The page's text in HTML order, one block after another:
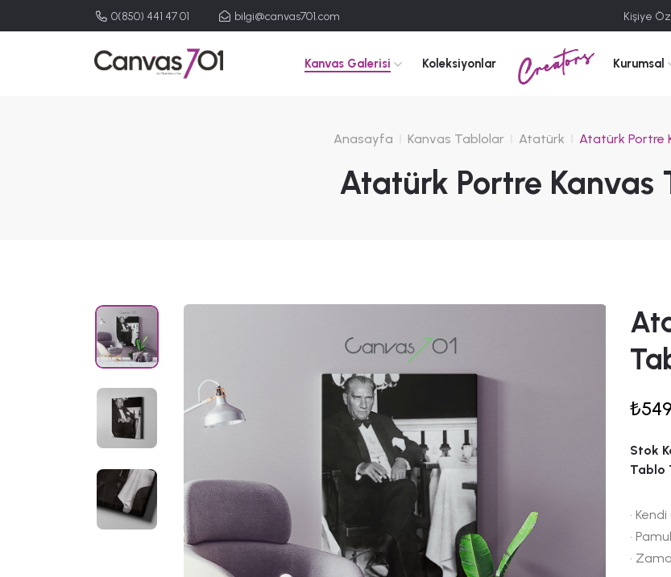
0(850) 441 47 01 bilgi@canvas701.com Kişiye
Kanvas Galerisi Koleksiyonlar Creators Kurumsal
Anasayfa Kanvas Tablolar Atatürk Atatürk Portre
Atatürk Portre Kanvas
Stok
Tablo
•
•
•